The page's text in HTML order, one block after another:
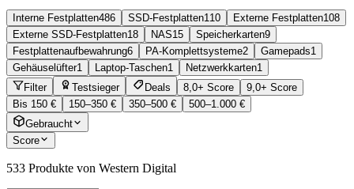
Interne Festplatten486 SSD-Festplatten110 Externe Festplatten108
Externe SSD-Festplatten18 NAS15 Speicherkarten9
Festplattenaufbewahrung6 PA-Komplettsysteme2 Gamepads1
Gehäuselüfter1 Laptop-Taschen1 Netzwerkkarten1
Filter
Testsieger Deals 8,0+ Score
9,0+ Score
Bis 150 €
150–350 € 350–500 €
500–1.000 €
Gebraucht
Score
533 Produkte von Western Digital